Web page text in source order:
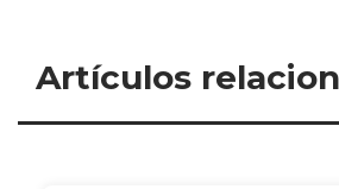
Artículos